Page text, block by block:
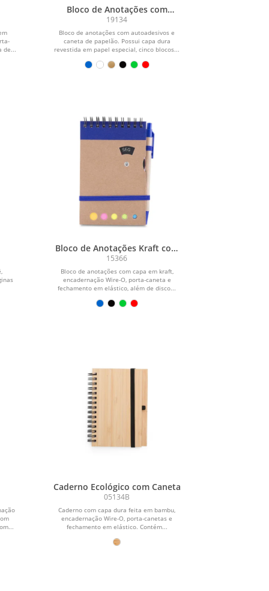
de...
Bloco de Anotações com
Autoadesivos e Caneta
19134
Bloco de anotações com autoadesivos e
caneta de papelão. Possui capa dura
revestida em papel especial, cinco blocos...
Bloco de Anotações Kraft com
Caneta
15366
Bloco de anotações com capa em kraft,
encadernação Wire-O, porta-caneta e
fechamento em elástico, além de disco...
Caderno Ecológico com Caneta
05134B
Caderno com capa dura feita em bambu,
encadernação Wire-O, porta-canetas e
fechamento em elástico. Contém...